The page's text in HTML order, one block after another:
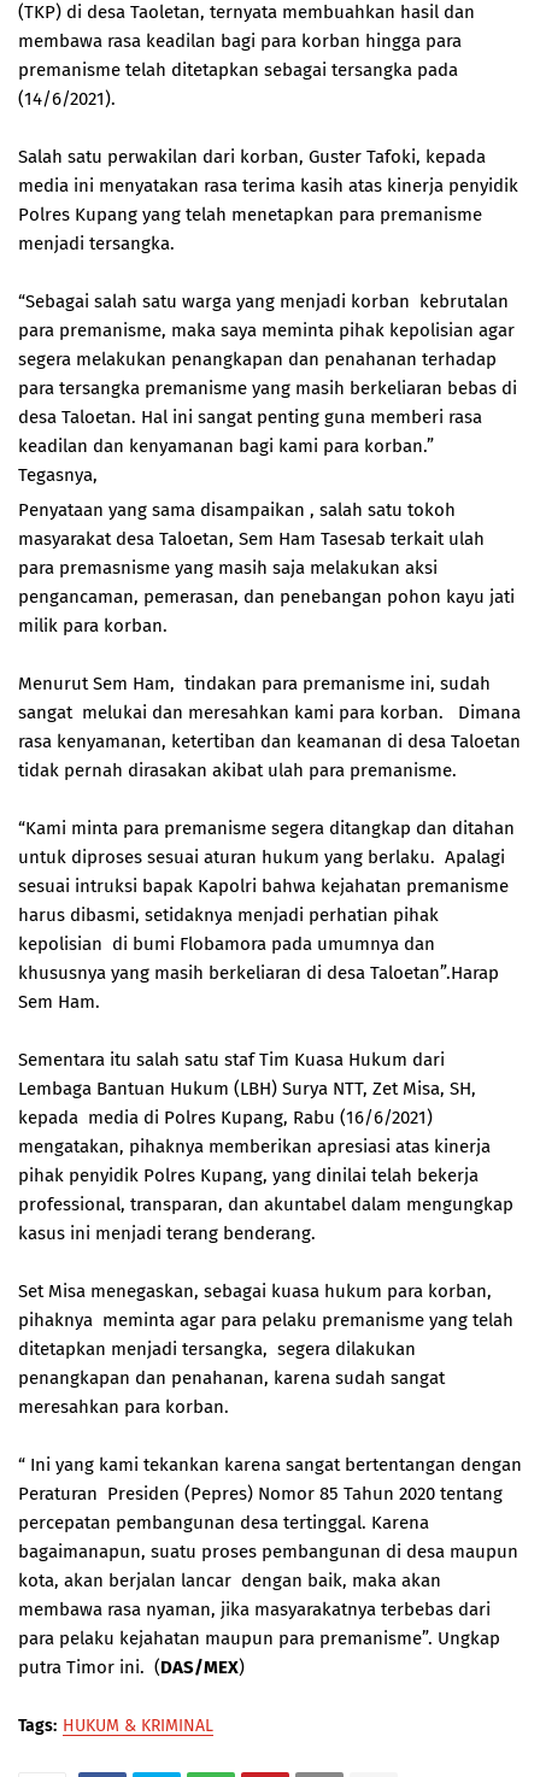
(TKP) di desa Taoletan, ternyata membuahkan hasil dan
membawa rasa keadilan bagi para korban hingga para
premanisme telah ditetapkan sebagai tersangka pada
(14/6/2021).
Salah satu perwakilan dari korban, Guster Tafoki, kepada
media ini menyatakan rasa terima kasih atas kinerja penyidik
Polres Kupang yang telah menetapkan para premanisme
menjadi tersangka.
“Sebagai salah satu warga yang menjadi korban kebrutalan
para premanisme, maka saya meminta pihak kepolisian agar
segera melakukan penangkapan dan penahanan terhadap
para tersangka premanisme yang masih berkeliaran bebas di
desa Taloetan. Hal ini sangat penting guna memberi rasa
keadilan dan kenyamanan bagi kami para korban.”
Tegasnya,
Penyataan yang sama disampaikan , salah satu tokoh
masyarakat desa Taloetan, Sem Ham Tasesab terkait ulah
para premasnisme yang masih saja melakukan aksi
pengancaman, pemerasan, dan penebangan pohon kayu jati
milik para korban.
Menurut Sem Ham, tindakan para premanisme ini, sudah
sangat melukai dan meresahkan kami para korban. Dimana
rasa kenyamanan, ketertiban dan keamanan di desa Taloetan
tidak pernah dirasakan akibat ulah para premanisme.
“Kami minta para premanisme segera ditangkap dan ditahan
untuk diproses sesuai aturan hukum yang berlaku. Apalagi
sesuai intruksi bapak Kapolri bahwa kejahatan premanisme
harus dibasmi, setidaknya menjadi perhatian pihak
kepolisian di bumi Flobamora pada umumnya dan
khususnya yang masih berkeliaran di desa Taloetan”.Harap
Sem Ham.
Sementara itu salah satu staf Tim Kuasa Hukum dari
Lembaga Bantuan Hukum (LBH) Surya NTT, Zet Misa, SH,
kepada media di Polres Kupang, Rabu (16/6/2021)
mengatakan, pihaknya memberikan apresiasi atas kinerja
pihak penyidik Polres Kupang, yang dinilai telah bekerja
professional, transparan, dan akuntabel dalam mengungkap
kasus ini menjadi terang benderang.
Set Misa menegaskan, sebagai kuasa hukum para korban,
pihaknya meminta agar para pelaku premanisme yang telah
ditetapkan menjadi tersangka, segera dilakukan
penangkapan dan penahanan, karena sudah sangat
meresahkan para korban.
“ Ini yang kami tekankan karena sangat bertentangan dengan
Peraturan Presiden (Pepres) Nomor 85 Tahun 2020 tentang
percepatan pembangunan desa tertinggal. Karena
bagaimanapun, suatu proses pembangunan di desa maupun
kota, akan berjalan lancar dengan baik, maka akan
membawa rasa nyaman, jika masyarakatnya terbebas dari
para pelaku kejahatan maupun para premanisme”. Ungkap
putra Timor ini. (DAS/MEX)
Tags: HUKUM & KRIMINAL